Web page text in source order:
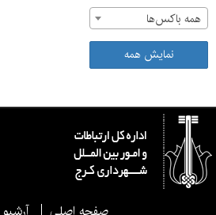
همه باکس‌ها
نمایش همه